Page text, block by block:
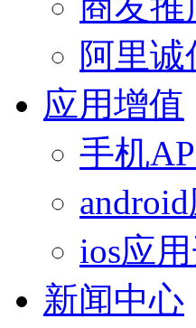
阿里诚
应用增值
手机
ios应
新闻中心